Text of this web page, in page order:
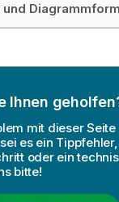
Ihnen
mit dieser
es ein
oder ein
bitte!